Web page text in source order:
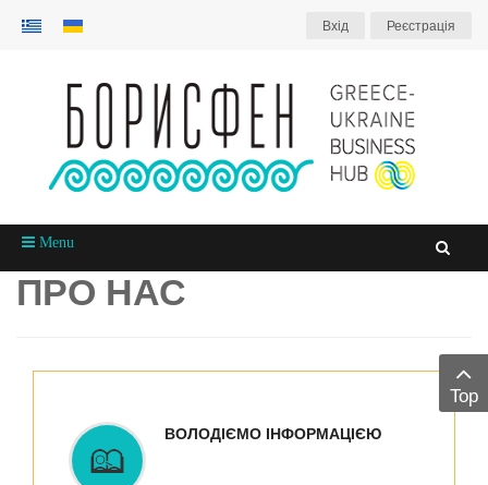
Вхiд Реєстрація
Menu
ПРО НАС
ВОЛОДІЄМО ІНФОРМАЦІЄЮ
Top